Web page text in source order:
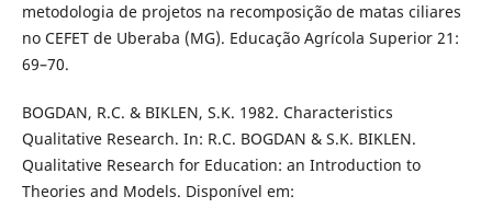
metodologia de projetos na recomposição de matas ciliares
no CEFET de Uberaba (MG). Educação Agrícola Superior 21:
69–70.
BOGDAN, R.C. & BIKLEN, S.K. 1982. Characteristics
Qualitative Research. In: R.C. BOGDAN & S.K. BIKLEN.
Qualitative Research for Education: an Introduction to
Theories and Models. Disponível em: